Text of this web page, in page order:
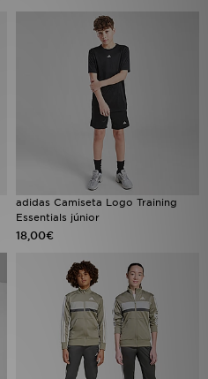
adidas Camiseta Logo Training
Essentials júnior
18,00€